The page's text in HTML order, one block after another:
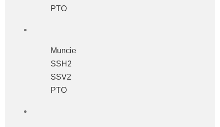
PTO
Muncie
SSH2
SSV2
PTO